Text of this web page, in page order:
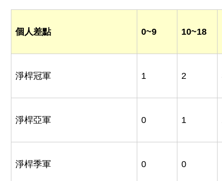
個人差點 0~9 10~18
淨桿冠軍 1 2
淨桿亞軍 0 1
淨桿季軍 0 0